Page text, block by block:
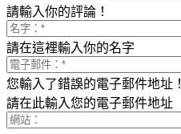
請輸入你的評論！
請在這裡輸入你的名字
您輸入了錯誤的電子郵件地址！
請在此輸入您的電子郵件地址